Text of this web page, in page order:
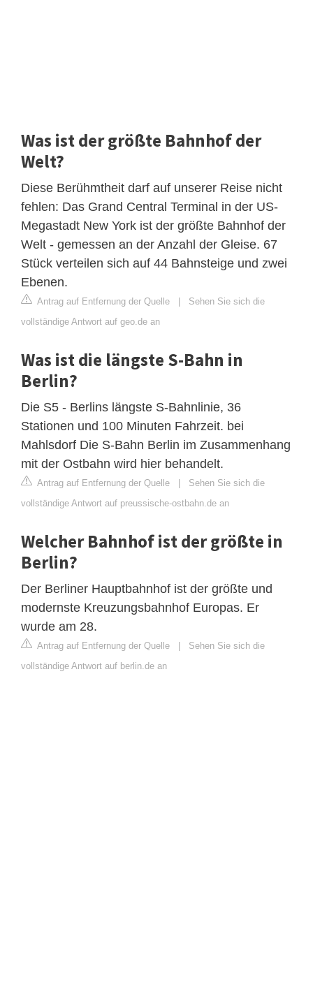
Was ist der größte Bahnhof der
Welt?
Diese Berühmtheit darf auf unserer Reise nicht
fehlen: Das Grand Central Terminal in der US-
Megastadt New York ist der größte Bahnhof der
Welt - gemessen an der Anzahl der Gleise. 67
Stück verteilen sich auf 44 Bahnsteige und zwei
Ebenen.
Antrag auf Entfernung der Quelle | Sehen Sie sich die
vollständige Antwort auf geo.de an
Was ist die längste S-Bahn in
Berlin?
Die S5 - Berlins längste S-Bahnlinie, 36
Stationen und 100 Minuten Fahrzeit. bei
Mahlsdorf Die S-Bahn Berlin im Zusammenhang
mit der Ostbahn wird hier behandelt.
Antrag auf Entfernung der Quelle | Sehen Sie sich die
vollständige Antwort auf preussische-ostbahn.de an
Welcher Bahnhof ist der größte in
Berlin?
Der Berliner Hauptbahnhof ist der größte und
modernste Kreuzungsbahnhof Europas. Er
wurde am 28.
Antrag auf Entfernung der Quelle | Sehen Sie sich die
vollständige Antwort auf berlin.de an